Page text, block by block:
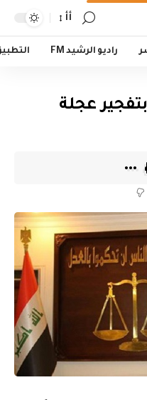
أأ
راديو الرشيد FM
عجلة